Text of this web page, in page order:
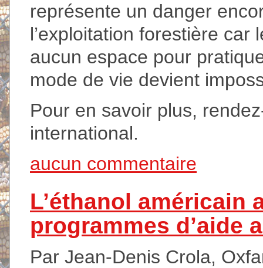
représente un danger
l’exploitation forestière
aucun espace pour
mode de vie devient
Pour en savoir plus,
international.
aucun commentaire
L’éthanol américain
programmes d’aide
Par Jean-Denis Crola,